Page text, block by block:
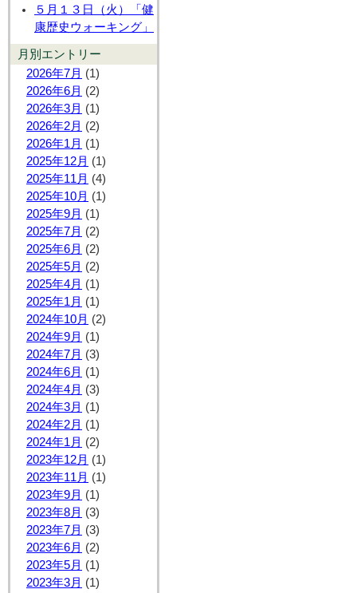
５月１３日（火）「健
康歴史ウォーキング」
月別エントリー
2026年7月 (1)
2026年6月 (2)
2026年3月 (1)
2026年2月 (2)
2026年1月 (1)
2025年12月 (1)
2025年11月 (4)
2025年10月 (1)
2025年9月 (1)
2025年7月 (2)
2025年6月 (2)
2025年5月 (2)
2025年4月 (1)
2025年1月 (1)
2024年10月 (2)
2024年9月 (1)
2024年7月 (3)
2024年6月 (1)
2024年4月 (3)
2024年3月 (1)
2024年2月 (1)
2024年1月 (2)
2023年12月 (1)
2023年11月 (1)
2023年9月 (1)
2023年8月 (3)
2023年7月 (3)
2023年6月 (2)
2023年5月 (1)
2023年3月 (1)